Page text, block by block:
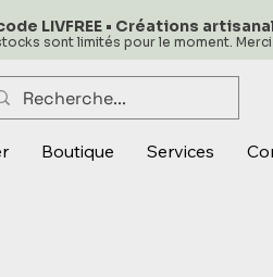
LIVFREE • Créations
sont limités pour le moment.
Boutique Services